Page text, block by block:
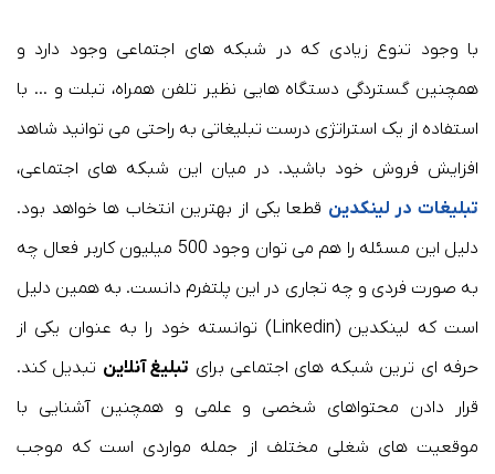
با وجود تنوع زیادی که در شبکه های اجتماعی وجود دارد و
همچنین گستردگی دستگاه هایی نظیر تلفن همراه، تبلت و … با
استفاده از یک استراتژی درست تبلیغاتی به راحتی می توانید شاهد
افزایش فروش خود باشید. در میان این شبکه های اجتماعی،
تبلیغات در لینکدین قطعا یکی از بهترین انتخاب ها خواهد بود.
دلیل این مسئله را هم می توان وجود 500 میلیون کاربر فعال چه
به صورت فردی و چه تجاری در این پلتفرم دانست. به همین دلیل
است که لینکدین (Linkedin) توانسته خود را به عنوان یکی از
حرفه ای ترین شبکه های اجتماعی برای تبلیغ آنلاین تبدیل کند.
قرار دادن محتواهای شخصی و علمی و همچنین آشنایی با
موقعیت های شغلی مختلف از جمله مواردی است که موجب